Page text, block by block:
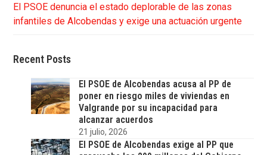
El PSOE denuncia el estado deplorable de las zonas
infantiles de Alcobendas y exige una actuación urgente
Recent Posts
El PSOE de Alcobendas acusa al PP de
poner en riesgo miles de viviendas en
Valgrande por su incapacidad para
alcanzar acuerdos
21 julio, 2026
El PSOE de Alcobendas exige al PP que